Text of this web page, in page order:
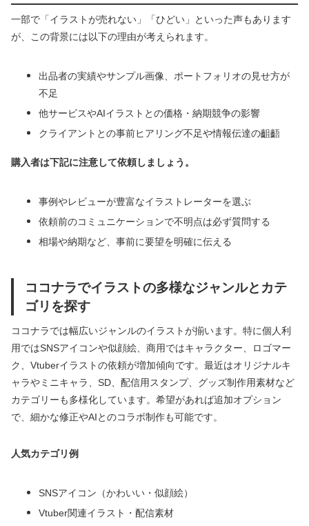
一部で「イラストが売れない」「ひどい」といった声もあります
が、この背景には以下の理由が考えられます。
出品者の実績やサンプル画像、ポートフォリオの見せ方が
不足
他サービスやAIイラストとの価格・納期競争の影響
クライアントとの事前ヒアリング不足や情報伝達の齟齬
購入者は下記に注意して依頼しましょう。
事例やレビューが豊富なイラストレーターを選ぶ
依頼前のコミュニケーションで不明点は必ず質問する
相場や納期など、事前に要望を明確に伝える
ココナラでイラストの多様なジャンルとカテ
ゴリを探す
ココナラでは幅広いジャンルのイラストが揃います。特に個人利
用ではSNSアイコンや似顔絵、商用ではキャラクター、ロゴマー
ク、Vtuberイラストの依頼が増加傾向です。最近はオリジナルキ
ャラやミニキャラ、SD、配信用スタンプ、グッズ制作用素材など
カテゴリーも多様化しています。希望があれば追加オプション
で、細かな修正やAIとのコラボ制作も可能です。
人気カテゴリ例
SNSアイコン（かわいい・似顔絵）
Vtuber関連イラスト・配信素材